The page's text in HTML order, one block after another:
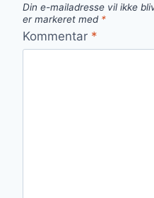
Din e-mailadresse vil ikke
er markeret med *
Kommentar *